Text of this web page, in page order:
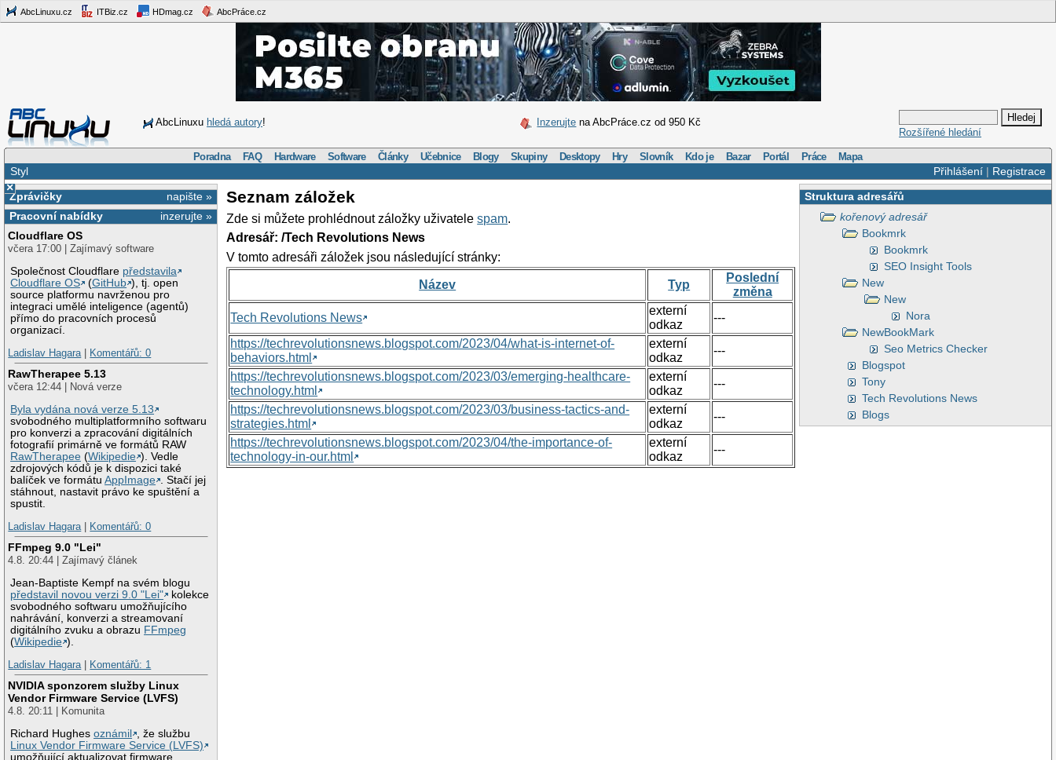
AbcLinuxu.cz ITBiz.cz HDmag.cz AbcPráce.cz
AbcLinuxu hledá autory! Inzerujte na AbcPráce.cz od 950 Kč
Rozšířené hledání
Poradna FAQ Hardware Software Články Učebnice Blogy Skupiny Desktopy Hry Slovník Kdo je Bazar Portál Práce Mapa
Přihlášení| Registrace
Styl
×
napište »
Zprávičky
inzerujte »
Pracovní nabídky
Cloudflare OS
včera 17:00 | Zajímavý software
Společnost Cloudflare představila
Cloudflare OS
(GitHub ), tj. open
source platformu navrženou pro
integraci umělé inteligence (agentů)
přímo do pracovních procesů
organizací.
Ladislav Hagara| Komentářů: 0
RawTherapee 5.13
včera 12:44 | Nová verze
Byla vydána nová verze 5.13
svobodného multiplatformního softwaru
pro konverzi a zpracování digitálních
fotografií primárně ve formátů RAW
RawTherapee (Wikipedie ). Vedle
zdrojových kódů je k dispozici také
balíček ve formátuAppImage
. Stačí jej
stáhnout, nastavit právo ke spuštění a
spustit.
Ladislav Hagara| Komentářů: 0
FFmpeg 9.0 "Lei"
4.8. 20:44 | Zajímavý článek
Jean-Baptiste Kempf na svém blogu
představil novou verzi 9.0 "Lei"
kolekce
svobodného softwaru umožňujícího
nahrávání, konverzi a streamovaní
digitálního zvuku a obrazu FFmpeg
(Wikipedie ).
Ladislav Hagara| Komentářů: 1
NVIDIA sponzorem služby Linux
Vendor Firmware Service (LVFS)
4.8. 20:11 | Komunita
Richard Hughesoznámil
, že službu
Linux Vendor Firmware Service (LVFS)
umožňující aktualizovat firmware
Struktura adresářů
kořenový adresář
Bookmrk
Bookmrk
SEO Insight Tools
New
New
Nora
NewBookMark
Seo Metrics Checker
Blogspot
Tony
Tech Revolutions News
Blogs
Seznam záložek
Zde si můžete prohlédnout záložky uživatelespam.
Adresář: /Tech Revolutions News
V tomto adresáři záložek jsou následující stránky:
Název Typ
Poslední
změna
Tech Revolutions News
externí
odkaz
---
https://techrevolutionsnews.blogspot.com/2023/04/what-is-internet-of-
behaviors.html
externí
odkaz
---
https://techrevolutionsnews.blogspot.com/2023/03/emerging-healthcare-
technology.html
externí
odkaz
---
https://techrevolutionsnews.blogspot.com/2023/03/business-tactics-and-
strategies.html
externí
odkaz
---
https://techrevolutionsnews.blogspot.com/2023/04/the-importance-of-
technology-in-our.html
externí
odkaz
---